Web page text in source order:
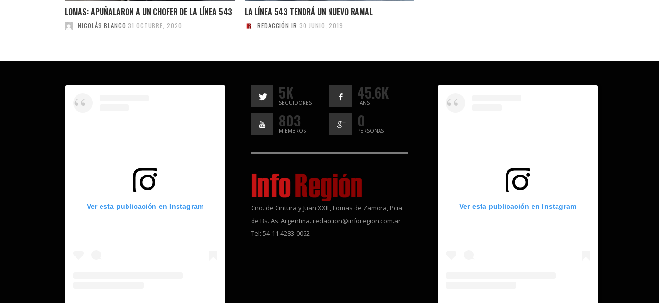
LOMAS: APUÑALARON A UN CHOFER DE LA LÍNEA 543
NICOLÁS BLANCO 31 OCTUBRE, 2020
LA LÍNEA 543 TENDRÁ UN NUEVO RAMAL
REDACCIÓN IR 30 JUNIO, 2019
Ver esta publicación en Instagram
5K
SEGUIDORES
45.6K
FANS
803
MIEMBROS
0
PERSONAS
Cno. de Cintura y Juan XXIII, Lomas de Zamora, Pcia.
de Bs. As. Argentina. redaccion@inforegion.com.ar
Tel: 54-11-4283-0062
Ver esta publicación en Instagram